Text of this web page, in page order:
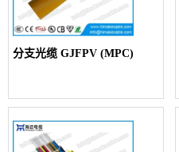
分支光缆 GJFPV (MPC)